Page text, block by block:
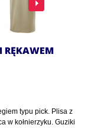
RĘKAWEM
typu pick. Plisa z
w kołnierzyku. Guziki